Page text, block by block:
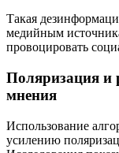
Такая
медийным
провоцировать
Поляризация и
мнения
Использование
усилению